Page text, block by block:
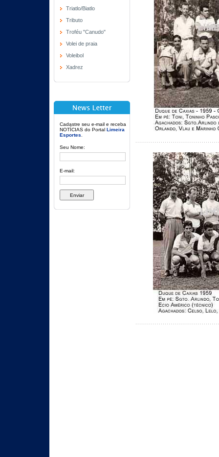
Triatlo/Biatlo
Tributo
Troféu "Canudo"
Volei de praia
Voleibol
Xadrez
Cadastre seu e-mail e receba
NOTÍCIAS do Portal Limeira
Esportes
Seu Nome:
E-mail: